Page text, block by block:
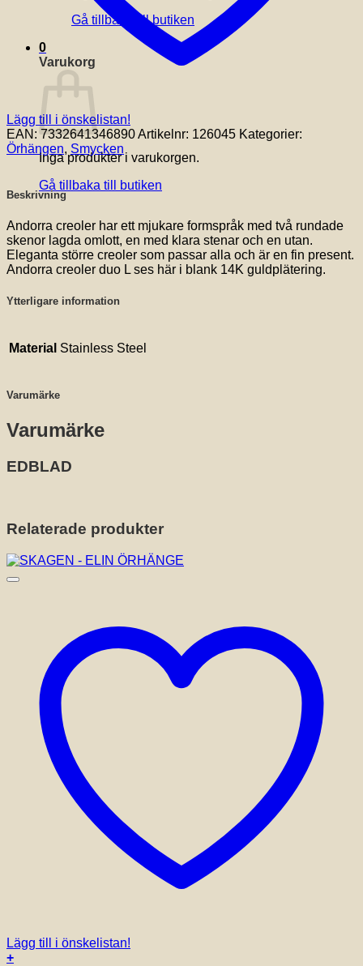
Gå tillbaka till butiken
0
Varukorg
Inga produkter i varukorgen.
Gå tillbaka till butiken
Lägg till i önskelistan!
EAN:7332641346890Artikelnr: 126045 Kategorier:
Örhängen, Smycken
Beskrivning
Andorra creoler har ett mjukare formspråk med två rundade
skenor lagda omlott, en med klara stenar och en utan.
Eleganta större creoler som passar alla och är en fin present.
Andorra creoler duo L ses här i blank 14K guldplätering.
Ytterligare information
Material Stainless Steel
Varumärke
Varumärke
EDBLAD
Relaterade produkter
Lägg till i önskelistan!
+